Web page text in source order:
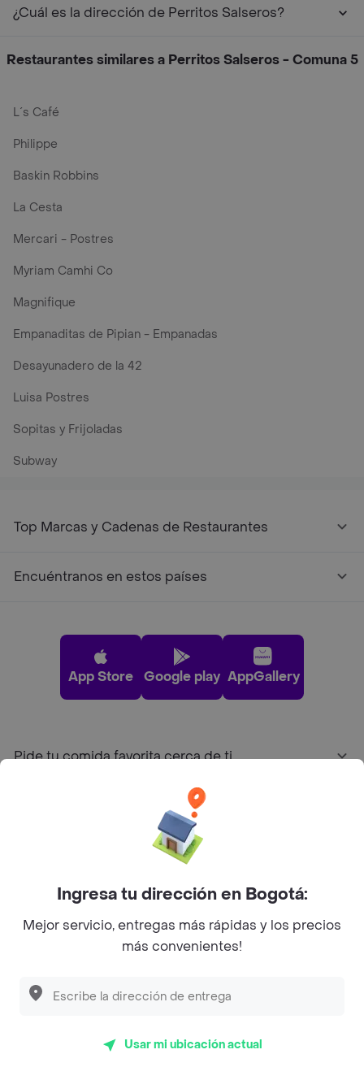
¿Cuál es la dirección de Perritos Salseros?
Restaurantes similares a Perritos Salseros - Comuna 5
L´s Café
Philippe
Baskin Robbins
La Cesta
Mercari - Postres
Myriam Camhi Co
Magnifique
Empanaditas de Pipian - Empanadas
Desayunadero de la 42
Luisa Postres
Sopitas y Frijoladas
Subway
Top Marcas y Cadenas de Restaurantes
Encuéntranos en estos países
App Store Google play AppGallery
Pide tu comida favorita cerca de ti
Sobre Rappi
Facebook
Twitter
Instagram
©2026Rappi Inc. All rights reserved.
Ingresa tu dirección en Bogotá:
Mejor servicio, entregas más rápidas y los precios
más convenientes!
Usar mi ubicación actual